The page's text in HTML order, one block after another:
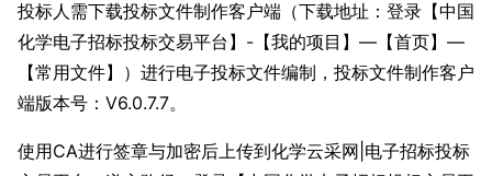
投标人需下载投标文件制作客户端（下载地址：登录【中国
化学电子招标投标交易平台】-【我的项目】—【首页】—
【常用文件】）进行电子投标文件编制，投标文件制作客户
端版本号：V6.0.7.7。
使用CA进行签章与加密后上传到化学云采网|电子招标投标